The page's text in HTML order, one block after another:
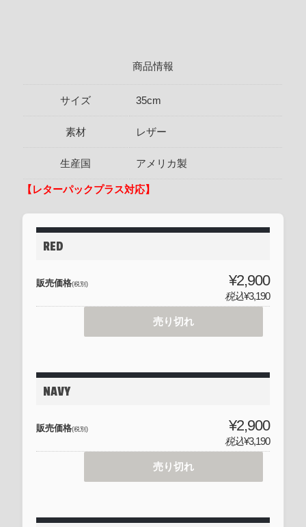
商品情報
サイズ 35cm
素材 レザー
生産国 アメリカ製
【レターパックプラス対応】
RED
販売価格(税別) ¥2,900
税込¥3,190
売り切れ
NAVY
販売価格(税別) ¥2,900
税込¥3,190
売り切れ